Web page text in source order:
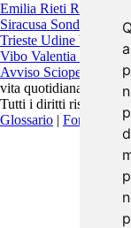
Emilia Rieti Rimini
Siracusa Sondrio
Trieste Udine Varese
Vibo Valentia
Vicenza
Avviso Scioperi
è un
vita quotidiana.
Tutti i diritti riservati.
Glossario | Fonti